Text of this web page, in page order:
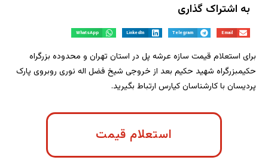
به اشتراک گذاری
Email
Telegram
LinkedIn
WhatsApp
برای استعلام قیمت سازه عرشه پل در استان تهران و محدوده بزرگراه
حکیمبزرگراه شهید حکیم بعد از خروجی شیخ فضل اله نوری روبروی پارک
پردیسان با کارشناسان کیارس ارتباط بگیرید.
استعلام قیمت